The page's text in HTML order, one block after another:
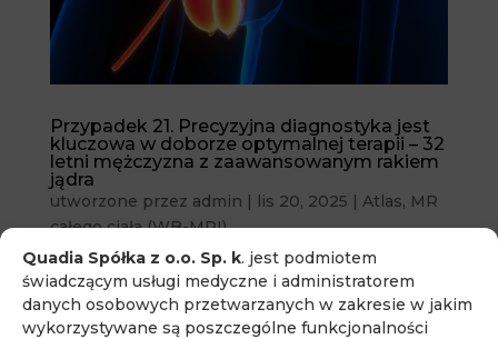
Quadia Spółka z o.o. Sp. k. jest podmiotem
świadczącym usługi medyczne i administratorem
danych osobowych przetwarzanych w zakresie w jakim
wykorzystywane są poszczególne funkcjonalności
Przypadek 21. Precyzyjna diagnostyka jest
kluczowa w doborze optymalnej terapii – 32
letni mężczyzna z zaawansowanym rakiem
jądra
utworzone przez admin | lis 20, 2025 | Atlas, MR
całego ciała (WB-MRI)
Przypadek 21. Precyzyjna diagnostyka jest
kluczowa w doborze optymalnej terapii – 32 letni
mężczyzna z zaawansowanym rakiem jądra